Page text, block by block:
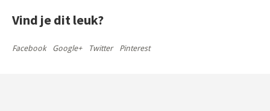
Vind je dit leuk?
Facebook Google+ Twitter Pinterest